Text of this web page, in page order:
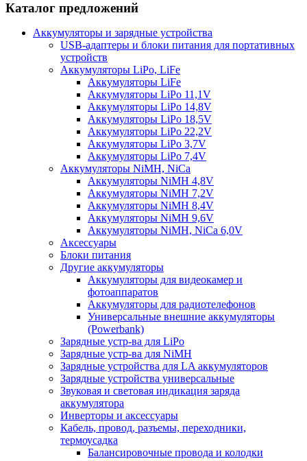
Каталог предложений
Аккумуляторы и зарядные устройства
USB-адаптеры и блоки питания для портативных
устройств
Аккумуляторы LiPo, LiFe
Аккумуляторы LiFe
Аккумуляторы LiPo 11,1V
Аккумуляторы LiPo 14,8V
Аккумуляторы LiPo 18,5V
Аккумуляторы LiPo 22,2V
Аккумуляторы LiPo 3,7V
Аккумуляторы LiPo 7,4V
Аккумуляторы NiMH, NiCa
Аккумуляторы NiMH 4,8V
Аккумуляторы NiMH 7,2V
Аккумуляторы NiMH 8,4V
Аккумуляторы NiMH 9,6V
Аккумуляторы NiMH, NiCa 6,0V
Аксессуары
Блоки питания
Другие аккумуляторы
Аккумуляторы для видеокамер и
фотоаппаратов
Аккумуляторы для радиотелефонов
Универсальные внешние аккумуляторы
(Powerbank)
Зарядные устр-ва для LiPo
Зарядные устр-ва для NiMH
Зарядные устройства для LA аккумуляторов
Зарядные устройства универсальные
Звуковая и световая индикация заряда
аккумулятора
Инверторы и аксессуары
Кабель, провод, разъемы, переходники,
термоусадка
Балансировочные провода и колодки